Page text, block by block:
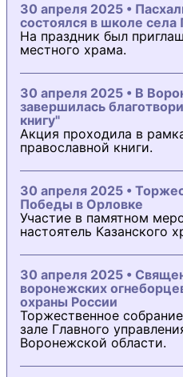
30 апреля 2025 •
состоялся в школе
На праздник был
местного храма.
30 апреля 2025 • В
завершилась
книгу"
Акция проходила в
православной книги.
30 апреля 2025 •
Победы в Орловке
Участие в памятном
настоятель Казанского
30 апреля 2025 •
воронежских
охраны России
Торжественное
зале Главного
Воронежской области.